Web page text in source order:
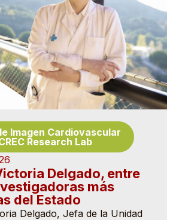
Imagen Cardiovascular
Research Lab
Delgado, entre
más
del Estado
Delgado, Jefa de la Unidad